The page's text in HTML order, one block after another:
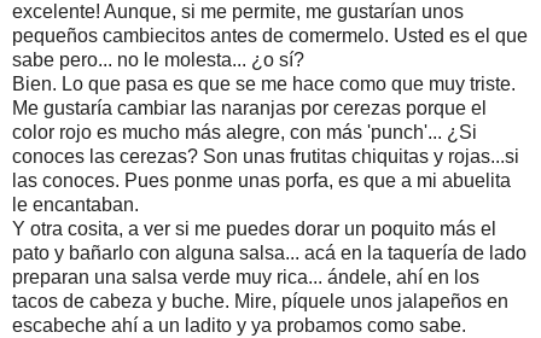
excelente! Aunque, si me permite, me gustarían unos
pequeños cambiecitos antes de comermelo. Usted es el que
sabe pero... no le molesta... ¿o sí?
Bien. Lo que pasa es que se me hace como que muy triste.
Me gustaría cambiar las naranjas por cerezas porque el
color rojo es mucho más alegre, con más 'punch'... ¿Si
conoces las cerezas? Son unas frutitas chiquitas y rojas...si
las conoces. Pues ponme unas porfa, es que a mi abuelita
le encantaban.
Y otra cosita, a ver si me puedes dorar un poquito más el
pato y bañarlo con alguna salsa... acá en la taquería de lado
preparan una salsa verde muy rica... ándele, ahí en los
tacos de cabeza y buche. Mire, píquele unos jalapeños en
escabeche ahí a un ladito y ya probamos como sabe.